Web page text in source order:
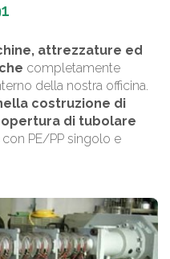
attrezzature ed
completamente
della nostra officina.
costruzione di
di tubolare
PE/PP singolo e